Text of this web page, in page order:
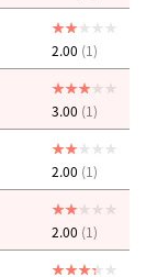
2.00 (1)
3.00 (1)
2.00 (1)
2.00 (1)